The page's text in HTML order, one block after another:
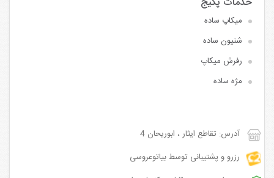
میکاپ ساده
شنیون ساده
رفرش میکاپ
مژه ساده
آدرس: تقاطع ایثار ، ابوریحان 4
رزرو و پشتیبانی توسط بیاتوعروسی